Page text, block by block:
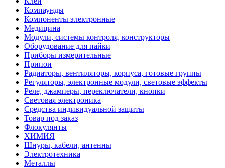
Компаунды
Компоненты электронные
Медицина
Модули, системы контроля, конструкторы
Оборудование для пайки
Приборы измерительные
Припои
Радиаторы, вентиляторы, корпуса, готовые группы
Регуляторы, электронные модули, световые эффекты
Реле, джамперы, переключатели, кнопки
Световая электроника
Средства индивидуальной защиты
Товар под заказ
Флокулянты
ХИМИЯ
Шнуры, кабели, антенны
Электротехника
Металлы